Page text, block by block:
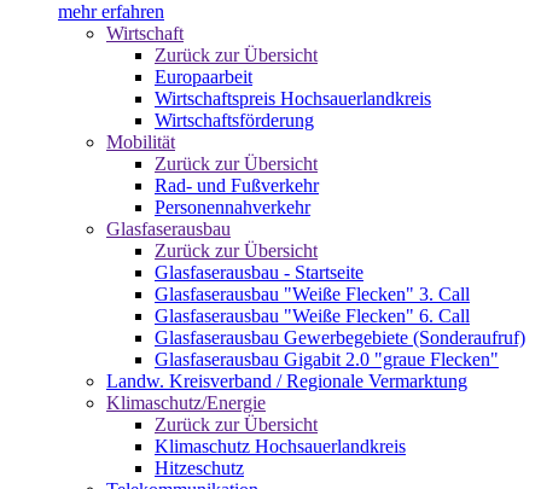
mehr erfahren
Wirtschaft
Zurück zur Übersicht
Europaarbeit
Wirtschaftspreis Hochsauerlandkreis
Wirtschaftsförderung
Mobilität
Zurück zur Übersicht
Rad- und Fußverkehr
Personennahverkehr
Glasfaserausbau
Zurück zur Übersicht
Glasfaserausbau - Startseite
Glasfaserausbau "Weiße Flecken" 3. Call
Glasfaserausbau "Weiße Flecken" 6. Call
Glasfaserausbau Gewerbegebiete (Sonderaufruf)
Glasfaserausbau Gigabit 2.0 "graue Flecken"
Landw. Kreisverband / Regionale Vermarktung
Klimaschutz/Energie
Zurück zur Übersicht
Klimaschutz Hochsauerlandkreis
Hitzeschutz